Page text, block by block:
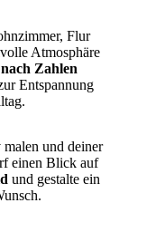
Flur
Atmosphäre
Zahlen
Entspannung
und deiner
einen Blick auf
und gestalte ein